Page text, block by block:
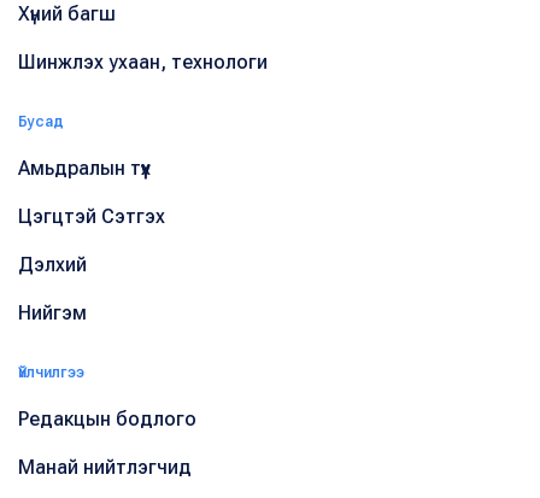
Хүний багш
Шинжлэх ухаан, технологи
Бусад
Амьдралын түүх
Цэгцтэй Сэтгэх
Дэлхий
Нийгэм
Үйлчилгээ
Редакцын бодлого
Манай нийтлэгчид